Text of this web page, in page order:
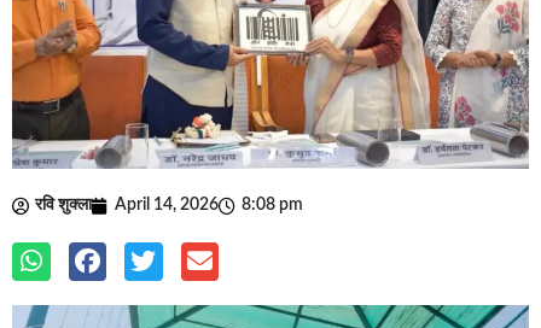
रवि शुक्ला April 14, 2026 8:08 pm